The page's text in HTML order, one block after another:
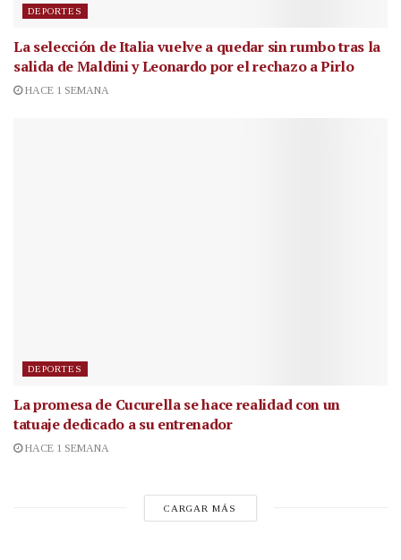
DEPORTES
La selección de Italia vuelve a quedar sin rumbo tras la
salida de Maldini y Leonardo por el rechazo a Pirlo
HACE 1 SEMANA
DEPORTES
La promesa de Cucurella se hace realidad con un
tatuaje dedicado a su entrenador
HACE 1 SEMANA
CARGAR MÁS